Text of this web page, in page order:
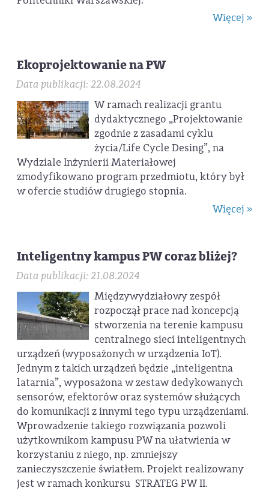
Więcej »
Ekoprojektowanie na PW
Data publikacji: 22.08.2024
W ramach realizacji grantu
dydaktycznego „Projektowanie
zgodnie z zasadami cyklu
życia/Life Cycle Desing”, na
Wydziale Inżynierii Materiałowej
zmodyfikowano program przedmiotu, który był
w ofercie studiów drugiego stopnia.
Więcej »
Inteligentny kampus PW coraz bliżej?
Data publikacji: 21.08.2024
Międzywydziałowy zespół
rozpoczął prace nad koncepcją
stworzenia na terenie kampusu
centralnego sieci inteligentnych
urządzeń (wyposażonych w urządzenia IoT).
Jednym z takich urządzeń będzie „inteligentna
latarnia”, wyposażona w zestaw dedykowanych
sensorów, efektorów oraz systemów służących
do komunikacji z innymi tego typu urządzeniami.
Wprowadzenie takiego rozwiązania pozwoli
użytkownikom kampusu PW na ułatwienia w
korzystaniu z niego, np. zmniejszy
zanieczyszczenie światłem. Projekt realizowany
jest w ramach konkursu STRATEG PW II.